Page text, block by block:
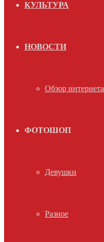
КУЛЬТУРА
НОВОСТИ
Обзор интернета
ФОТОШОП
Девушки
Разное